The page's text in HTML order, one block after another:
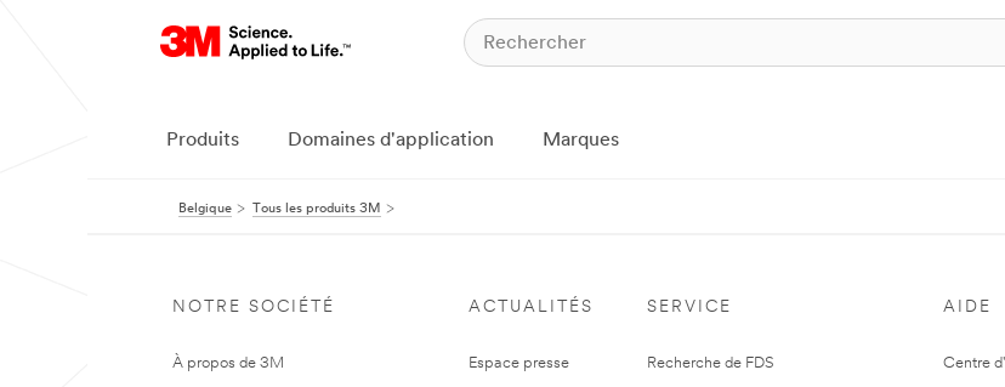
Produits Domaines d'application Marques
Belgique Tous les produits 3M
NOTRE SOCIÉTÉ
À propos de 3M
ACTUALITÉS
Espace presse
SERVICE
Recherche de FDS
AIDE
Centre